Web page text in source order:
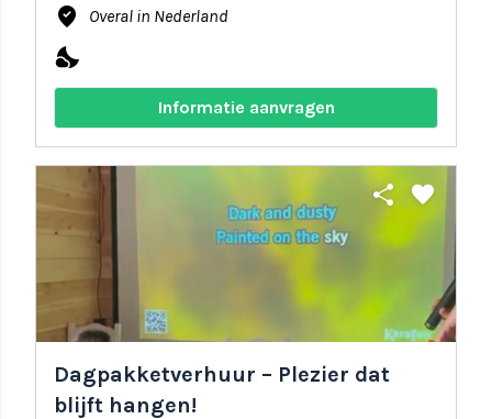
where_to_vote Overal in Nederland
nights_stay
Informatie aanvragen
share favorite
Dagpakketverhuur – Plezier dat
blijft hangen!